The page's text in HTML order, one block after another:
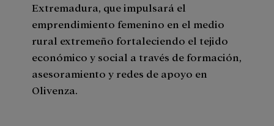
Extremadura, que impulsará el
emprendimiento femenino en el medio
rural extremeño fortaleciendo el tejido
económico y social a través de formación,
asesoramiento y redes de apoyo en
Olivenza.